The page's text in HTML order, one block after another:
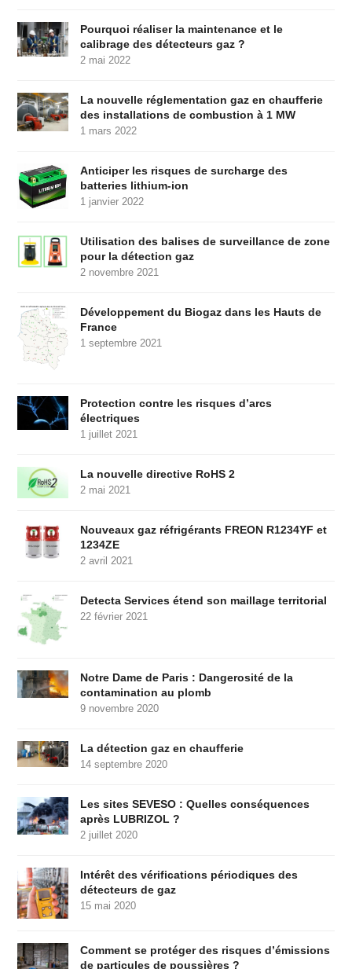
Pourquoi réaliser la maintenance et le
calibrage des détecteurs gaz ?
2 mai 2022
La nouvelle réglementation gaz en chaufferie
des installations de combustion à 1 MW
1 mars 2022
Anticiper les risques de surcharge des
batteries lithium-ion
1 janvier 2022
Utilisation des balises de surveillance de zone
pour la détection gaz
2 novembre 2021
Développement du Biogaz dans les Hauts de
France
1 septembre 2021
Protection contre les risques d’arcs
électriques
1 juillet 2021
La nouvelle directive RoHS 2
2 mai 2021
Nouveaux gaz réfrigérants FREON R1234YF et
1234ZE
2 avril 2021
Detecta Services étend son maillage territorial
22 février 2021
Notre Dame de Paris : Dangerosité de la
contamination au plomb
9 novembre 2020
La détection gaz en chaufferie
14 septembre 2020
Les sites SEVESO : Quelles conséquences
après LUBRIZOL ?
2 juillet 2020
Intérêt des vérifications périodiques des
détecteurs de gaz
15 mai 2020
Comment se protéger des risques d’émissions
de particules de poussières ?